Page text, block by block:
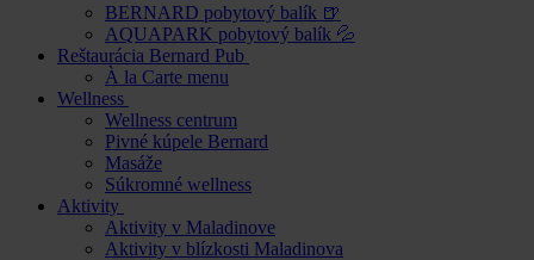
BERNARD pobytový balík 🍺
AQUAPARK pobytový balík 💦
Reštaurácia Bernard Pub
À la Carte menu
Wellness
Wellness centrum
Pivné kúpele Bernard
Masáže
Súkromné wellness
Aktivity
Aktivity v Maladinove
Aktivity v blízkosti Maladinova